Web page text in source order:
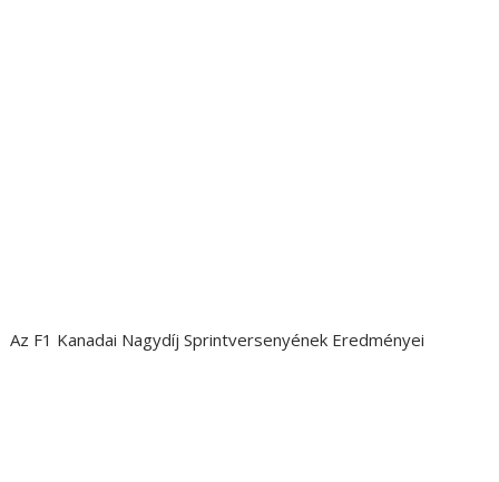
Az F1 Kanadai Nagydíj Sprintversenyének Eredményei